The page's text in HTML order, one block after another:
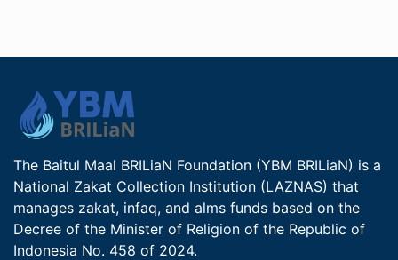
The Baitul Maal BRILiaN Foundation (YBM BRILiaN) is a
National Zakat Collection Institution (LAZNAS) that
manages zakat, infaq, and alms funds based on the
Decree of the Minister of Religion of the Republic of
Indonesia No. 458 of 2024.